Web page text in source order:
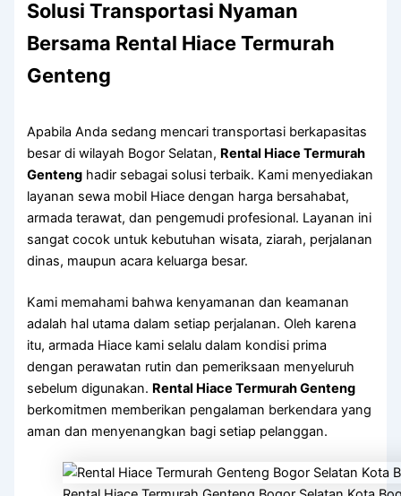
Solusi Transportasi Nyaman
Bersama Rental Hiace Termurah
Genteng
Apabila Anda sedang mencari transportasi berkapasitas
besar di wilayah Bogor Selatan, Rental Hiace Termurah
Genteng hadir sebagai solusi terbaik. Kami menyediakan
layanan sewa mobil Hiace dengan harga bersahabat,
armada terawat, dan pengemudi profesional. Layanan ini
sangat cocok untuk kebutuhan wisata, ziarah, perjalanan
dinas, maupun acara keluarga besar.
Kami memahami bahwa kenyamanan dan keamanan
adalah hal utama dalam setiap perjalanan. Oleh karena
itu, armada Hiace kami selalu dalam kondisi prima
dengan perawatan rutin dan pemeriksaan menyeluruh
sebelum digunakan. Rental Hiace Termurah Genteng
berkomitmen memberikan pengalaman berkendara yang
aman dan menyenangkan bagi setiap pelanggan.